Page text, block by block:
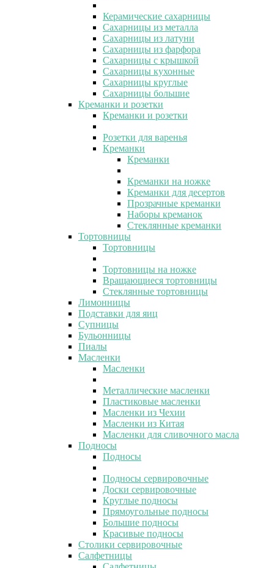
Керамические сахарницы
Сахарницы из металла
Сахарницы из латуни
Сахарницы из фарфора
Сахарницы с крышкой
Сахарницы кухонные
Сахарницы круглые
Сахарницы большие
Креманки и розетки
Креманки и розетки
Розетки для варенья
Креманки
Креманки
Креманки на ножке
Креманки для десертов
Прозрачные креманки
Наборы креманок
Стеклянные креманки
Тортовницы
Тортовницы
Тортовницы на ножке
Вращающиеся тортовницы
Стеклянные тортовницы
Лимонницы
Подставки для яиц
Супницы
Бульонницы
Пиалы
Масленки
Масленки
Металлические масленки
Пластиковые масленки
Масленки из Чехии
Масленки из Китая
Масленки для сливочного масла
Подносы
Подносы
Подносы сервировочные
Доски сервировочные
Круглые подносы
Прямоугольные подносы
Большие подносы
Красивые подносы
Столики сервировочные
Салфетницы